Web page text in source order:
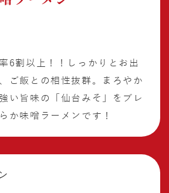
6割以上！！しっかりとお出
ご飯との相性抜群。まろやか
い旨味の「仙台みそ」をブレ
か味噌ラーメンです！